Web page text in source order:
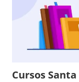
Cursos